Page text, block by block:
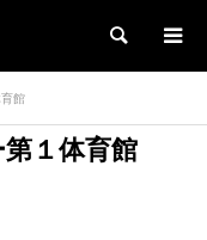
検索
館
１体育館